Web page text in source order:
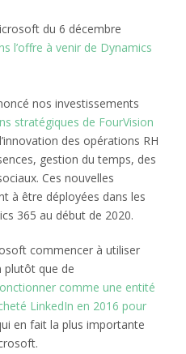
du 6 décembre
l’offre à venir de Dynamics
nos investissements
stratégiques de FourVision
des opérations RH
gestion du temps, des
Ces nouvelles
à être déployées dans les
365 au début de 2020.
commencer à utiliser
plutôt que de
comme une entité
LinkedIn en 2016 pour
en fait la plus importante